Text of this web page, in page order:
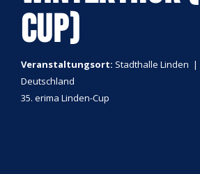
CUP)
Veranstaltungsort: Stadthalle Linden |
Deutschland
35. erima Linden-Cup